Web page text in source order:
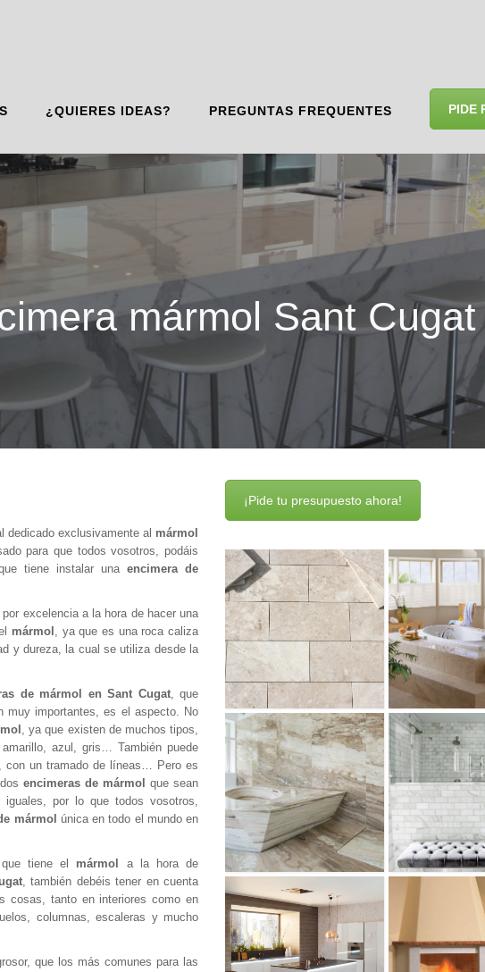
¿QUIERES IDEAS? PREGUNTAS FREQUENTES PIDE
mármol Sant Cugat
dedicado exclusivamente al mármol
para que todos vosotros, podáis
tiene instalar una encimera de
excelencia a la hora de hacer una
mármol , ya que es una roca caliza
y dureza, la cual se utiliza desde la
de mármol en Sant Cugat, que
muy importantes, es el aspecto. No
, ya que existen de muchos tipos,
azul, gris… También puede
con un tramado de líneas… Pero es
encimeras de mármol que sean
iguales, por lo que todos vosotros,
mármol
única en todo el mundo en
tiene el mármol
a la hora de
, también debéis tener en cuenta
cosas, tanto en interiores como en
columnas, escaleras y mucho
que los más comunes para las
¡Pide tu presupuesto ahora!